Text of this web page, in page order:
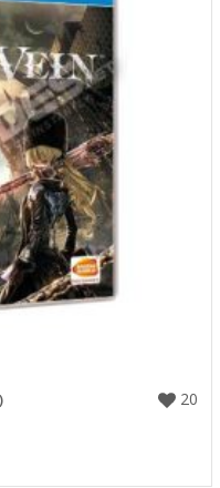
20